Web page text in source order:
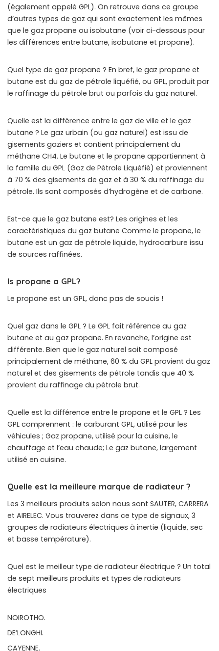
(également appelé GPL). On retrouve dans ce groupe
d’autres types de gaz qui sont exactement les mêmes
que le gaz propane ou isobutane (voir ci-dessous pour
les différences entre butane, isobutane et propane).
Quel type de gaz propane ? En bref, le gaz propane et
butane est du gaz de pétrole liquéfié, ou GPL, produit par
le raffinage du pétrole brut ou parfois du gaz naturel.
Quelle est la différence entre le gaz de ville et le gaz
butane ? Le gaz urbain (ou gaz naturel) est issu de
gisements gaziers et contient principalement du
méthane CH4. Le butane et le propane appartiennent à
la famille du GPL (Gaz de Pétrole Liquéfié) et proviennent
à 70 % des gisements de gaz et à 30 % du raffinage du
pétrole. Ils sont composés d’hydrogène et de carbone.
Est-ce que le gaz butane est? Les origines et les
caractéristiques du gaz butane Comme le propane, le
butane est un gaz de pétrole liquide, hydrocarbure issu
de sources raffinées.
Is propane a GPL?
Le propane est un GPL, donc pas de soucis !
Quel gaz dans le GPL ? Le GPL fait référence au gaz
butane et au gaz propane. En revanche, l’origine est
différente. Bien que le gaz naturel soit composé
principalement de méthane, 60 % du GPL provient du gaz
naturel et des gisements de pétrole tandis que 40 %
provient du raffinage du pétrole brut.
Quelle est la différence entre le propane et le GPL ? Les
GPL comprennent : le carburant GPL, utilisé pour les
véhicules ; Gaz propane, utilisé pour la cuisine, le
chauffage et l’eau chaude; Le gaz butane, largement
utilisé en cuisine.
Quelle est la meilleure marque de radiateur ?
Les 3 meilleurs produits selon nous sont SAUTER, CARRERA
et AIRELEC. Vous trouverez dans ce type de signaux, 3
groupes de radiateurs électriques à inertie (liquide, sec
et basse température).
Quel est le meilleur type de radiateur électrique ? Un total
de sept meilleurs produits et types de radiateurs
électriques
NOIROTHO.
DE’LONGHI.
CAYENNE.